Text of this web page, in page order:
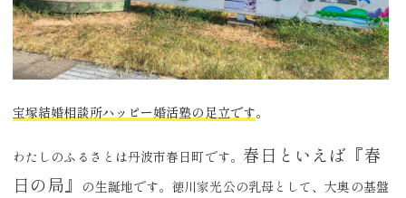
宝塚結婚相談所ハッピー婚活塾の足立です。
わたしのふるさとは丹波市春日町です。 春日といえば『春
日の局』
の生誕地です。徳川家光公の乳母として、大奥の基盤